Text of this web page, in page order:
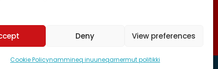
Deny View preferences
Cookie Policynammineq inuuneqarnermut politikki
suliarineqarpoq